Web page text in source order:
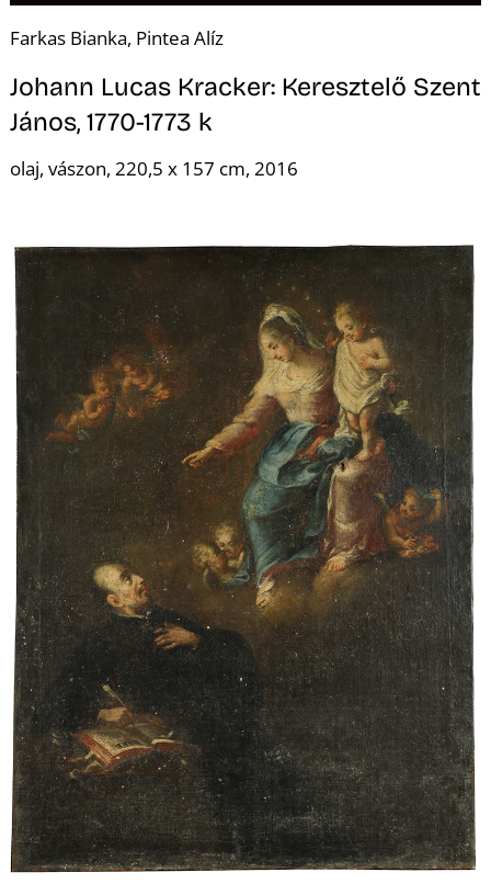
Farkas Bianka, Pintea Alíz
Johann Lucas Kracker: Keresztelő Szent
János, 1770-1773 k
olaj, vászon, 220,5 x 157 cm, 2016